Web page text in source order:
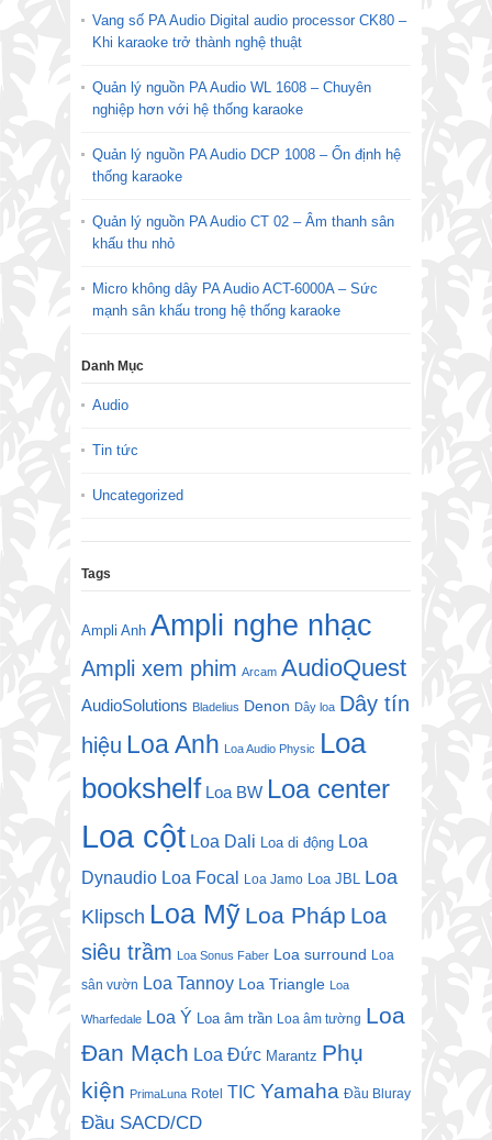
Vang số PA Audio Digital audio processor CK80 –
Khi karaoke trở thành nghệ thuật
Quản lý nguồn PA Audio WL 1608 – Chuyên
nghiệp hơn với hệ thống karaoke
Quản lý nguồn PA Audio DCP 1008 – Ổn định hệ
thống karaoke
Quản lý nguồn PA Audio CT 02 – Âm thanh sân
khấu thu nhỏ
Micro không dây PA Audio ACT-6000A – Sức
mạnh sân khấu trong hệ thống karaoke
Danh Mục
Audio
Tin tức
Uncategorized
Tags
Ampli Anh Ampli nghe nhạc
Ampli xem phim Arcam AudioQuest
AudioSolutions Bladelius Denon Dây loa Dây tín
hiệu Loa Anh Loa Audio Physic Loa
bookshelf Loa BW Loa center
Loa cột Loa Dali Loa di động Loa
Dynaudio Loa Focal Loa Jamo Loa JBL Loa
Klipsch Loa Mỹ Loa Pháp Loa
siêu trầm Loa Sonus Faber Loa surround Loa
sân vườn Loa Tannoy Loa Triangle Loa
Wharfedale Loa Ý Loa âm trần Loa âm tường Loa
Đan Mạch Loa Đức Marantz Phụ
kiện PrimaLuna Rotel TIC Yamaha Đầu Bluray
Đầu SACD/CD